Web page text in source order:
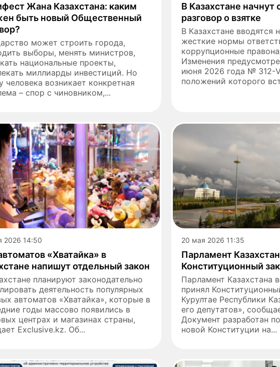
Жана Казахстана: каким
быть новый Общественный
может строить города,
выборы, менять министров,
национальные проекты,
миллиарды инвестиций. Но
человека возникает конкретная
– спор с чиновником,...
В Казахстане начнут
разговор о взятке
В Казахстане вводятся
жесткие нормы
коррупционные
Изменения
июня 2026 года № 312-
положений которого
2026 14:50
«Хватайка» в
напишут отдельный закон
планируют законодательно
деятельность популярных
автоматов «Хватайка», которые в
годы массово появились в
центрах и магазинах страны,
Еxclusive.kz. Об...
20 мая 2026 11:35
Парламент
Конституционный
Парламент Казахстана
принял
Курултае Республики
его депутатов»,
Документ разработан
новой Конституции на...